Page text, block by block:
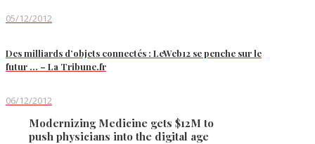
05/12/2012
Des milliards d’objets connectés : LeWeb12 se penche sur le
futur … – La Tribune.fr
06/12/2012
Modernizing Medicine gets $12M to
push physicians into the digital age